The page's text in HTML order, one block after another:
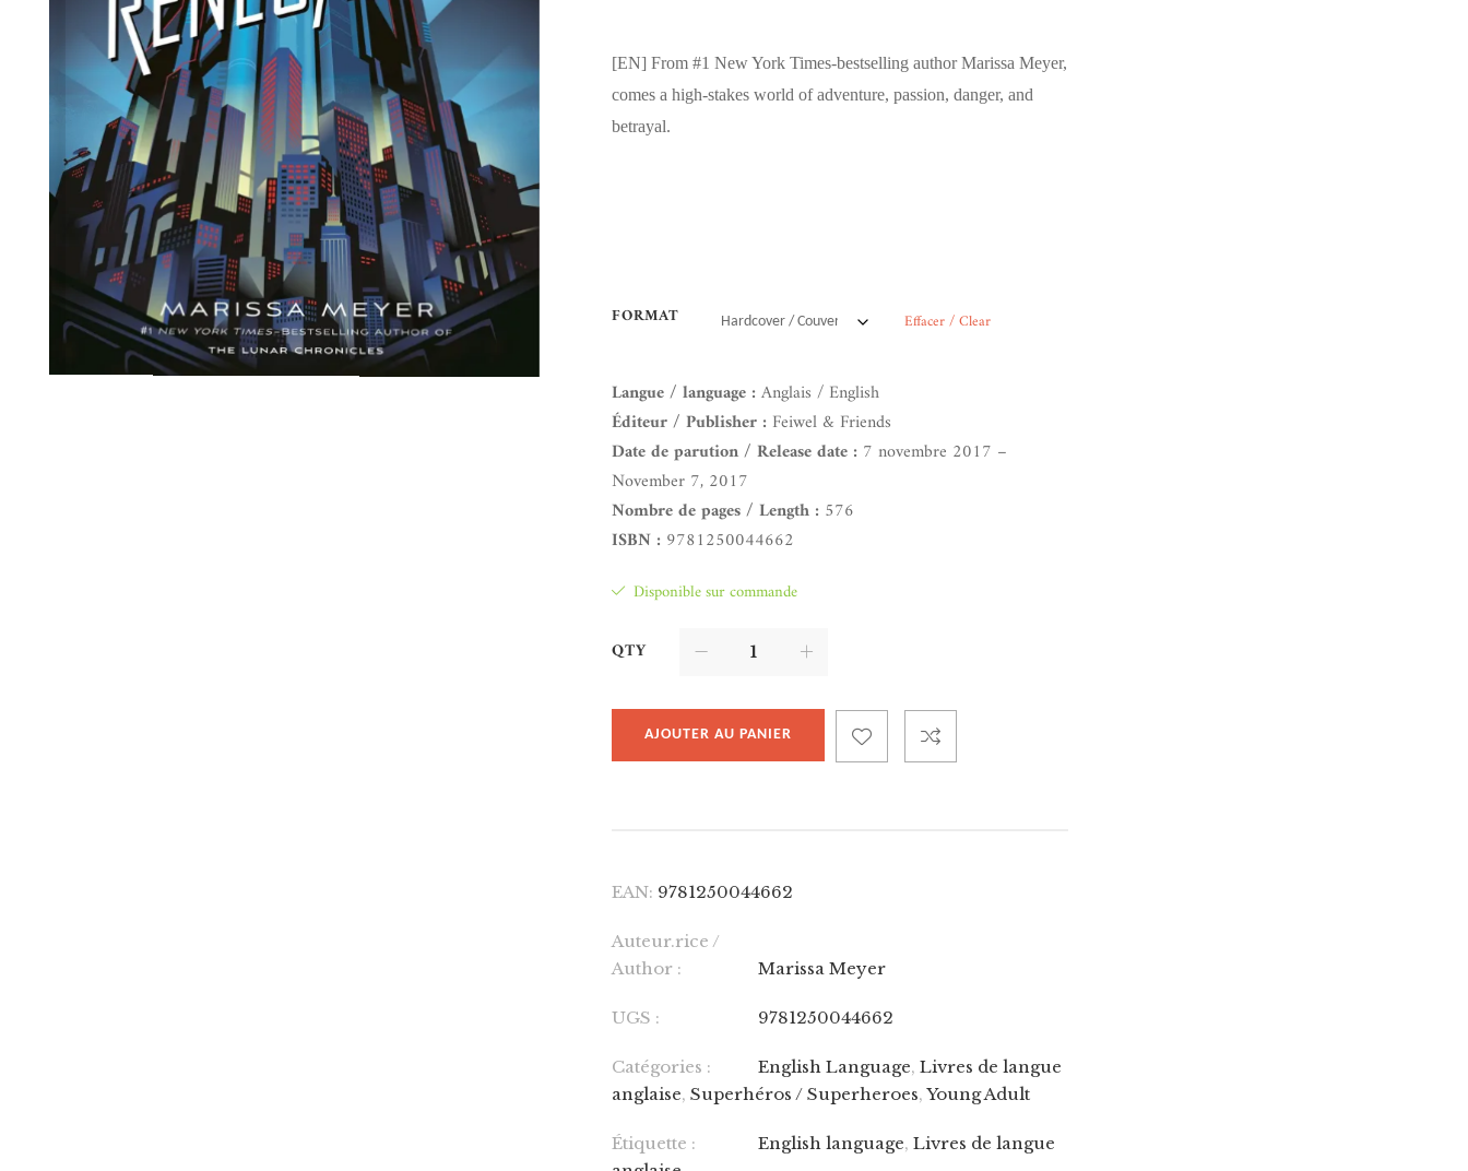
[EN] From #1 New York Times-bestselling author Marissa Meyer,
comes a high-stakes world of adventure, passion, danger, and
betrayal.
FORMAT Effacer / Clear
Langue / language :Anglais / English
Éditeur / Publisher : Feiwel & Friends
Date de parution / Release date : 7 novembre 2017 –
November 7, 2017
Nombre de pages / Length : 576
ISBN : 9781250044662
Disponible sur commande
QTY
AJOUTER AU PANIER
EAN: 9781250044662
Auteur.rice /
Author :
Marissa Meyer
UGS : 9781250044662
Catégories : English Language,Livres de langue
anglaise,Superhéros / Superheroes,Young Adult
Étiquette : English language,Livres de langue